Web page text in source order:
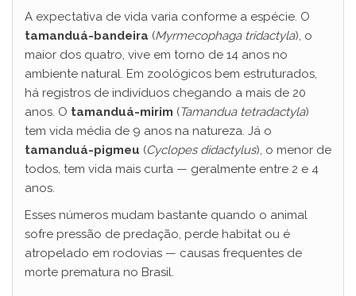
A expectativa de vida varia conforme a espécie. O
tamanduá-bandeira (Myrmecophaga tridactyla), o
maior dos quatro, vive em torno de 14 anos no
ambiente natural. Em zoológicos bem estruturados,
há registros de indivíduos chegando a mais de 20
anos. O tamanduá-mirim (Tamandua tetradactyla)
tem vida média de 9 anos na natureza. Já o
tamanduá-pigmeu (Cyclopes didactylus), o menor de
todos, tem vida mais curta — geralmente entre 2 e 4
anos.
Esses números mudam bastante quando o animal
sofre pressão de predação, perde habitat ou é
atropelado em rodovias — causas frequentes de
morte prematura no Brasil.